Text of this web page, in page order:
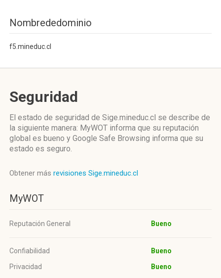
Nombrededominio
f5.mineduc.cl
Seguridad
El estado de seguridad de Sige.mineduc.cl se describe de
la siguiente manera: MyWOT informa que su reputación
global es bueno y Google Safe Browsing informa que su
estado es seguro.
Obtener más revisiones Sige.mineduc.cl
MyWOT
Reputación General Bueno
Confiabilidad
Bueno
Privacidad
Bueno